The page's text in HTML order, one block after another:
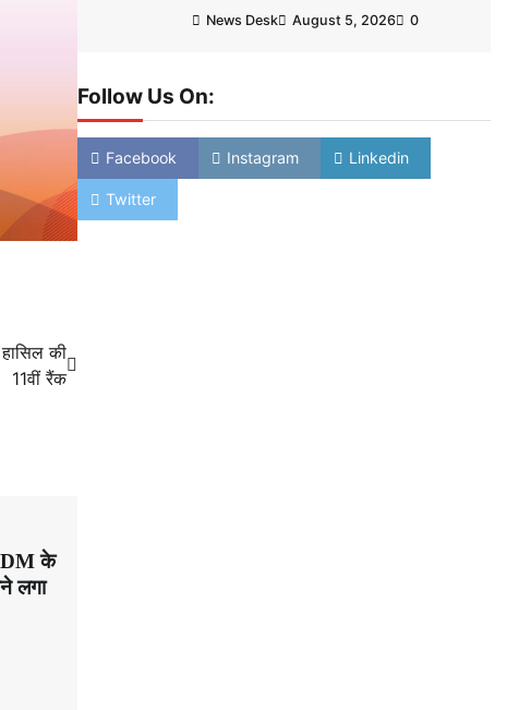
की
11वीं रैंक
DM के
लगा
News Desk August 5, 2026 0
Follow Us On:
Facebook Instagram Linkedin
Twitter